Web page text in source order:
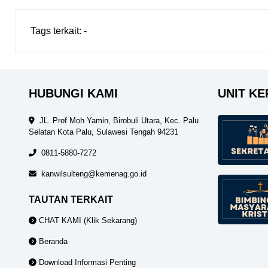
Tags terkait: -
HUBUNGI KAMI
JL. Prof Moh Yamin, Birobuli Utara, Kec. Palu
Selatan Kota Palu, Sulawesi Tengah 94231
0811-5880-7272
kanwilsulteng@kemenag.go.id
TAUTAN TERKAIT
CHAT KAMI (Klik Sekarang)
Beranda
Download Informasi Penting
UNIT